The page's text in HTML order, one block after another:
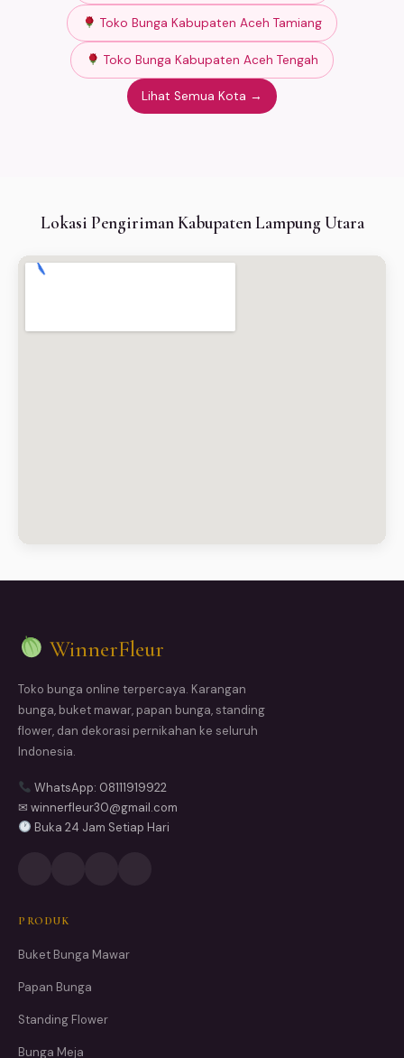
Toko Bunga Kabupaten Aceh Tamiang
Toko Bunga Kabupaten Aceh Tengah
Lihat Semua Kota →
Lokasi Pengiriman Kabupaten Lampung Utara
WinnerFleur
Toko bunga online terpercaya. Karangan
bunga, buket mawar, papan bunga, standing
flower, dan dekorasi pernikahan ke seluruh
Indonesia.
WhatsApp: 08111919922
✉ winnerfleur30@gmail.com
Buka 24 Jam Setiap Hari
PRODUK
Buket Bunga Mawar
Papan Bunga
Standing Flower
Bunga Meja